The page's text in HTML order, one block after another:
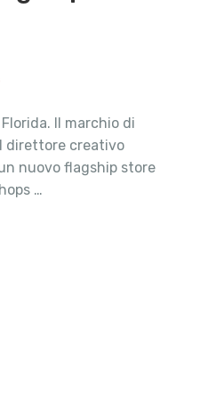
Il marchio di
direttore creativo
nuovo flagship store
…